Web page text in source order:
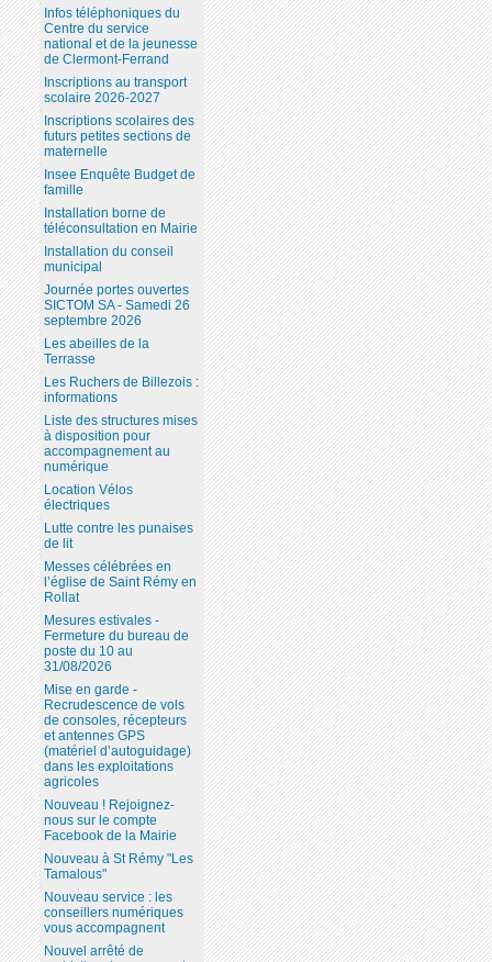
Infos téléphoniques du
Centre du service
national et de la jeunesse
de Clermont-Ferrand
Inscriptions au transport
scolaire 2026-2027
Inscriptions scolaires des
futurs petites sections de
maternelle
Insee Enquête Budget de
famille
Installation borne de
téléconsultation en Mairie
Installation du conseil
municipal
Journée portes ouvertes
SICTOM SA - Samedi 26
septembre 2026
Les abeilles de la
Terrasse
Les Ruchers de Billezois :
informations
Liste des structures mises
à disposition pour
accompagnement au
numérique
Location Vélos
électriques
Lutte contre les punaises
de lit
Messes célébrées en
l’église de Saint Rémy en
Rollat
Mesures estivales -
Fermeture du bureau de
poste du 10 au
31/08/2026
Mise en garde -
Recrudescence de vols
de consoles, récepteurs
et antennes GPS
(matériel d’autoguidage)
dans les exploitations
agricoles
Nouveau ! Rejoignez-
nous sur le compte
Facebook de la Mairie
Nouveau à St Rémy "Les
Tamalous"
Nouveau service : les
conseillers numériques
vous accompagnent
Nouvel arrêté de